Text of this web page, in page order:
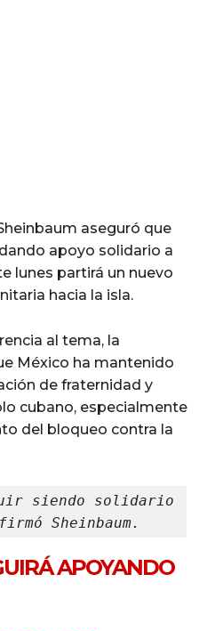
aseguró que
apoyo solidario a
lunes partirá un nuevo
hacia la isla.
al tema, la
México ha mantenido
de fraternidad y
cubano, especialmente
del bloqueo contra la
siendo solidario
Sheinbaum.
APOYANDO